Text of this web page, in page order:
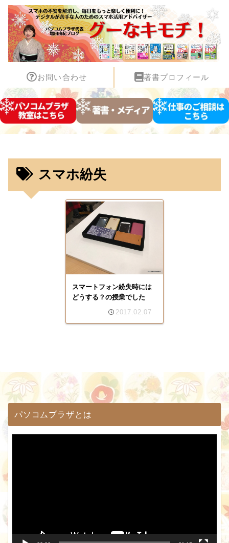
お問い合わせ 著書プロフィール
スマホ紛失
スマートフォン紛失時には
どうする？の授業でした
2017.02.07
パソコムプラザとは